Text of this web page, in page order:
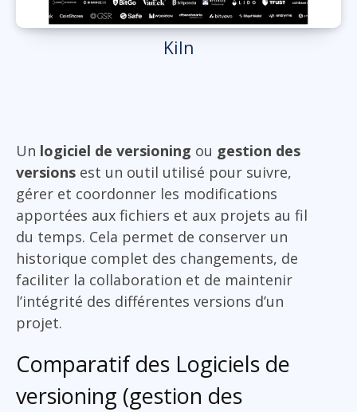
Kiln
Un logiciel de versioning ou gestion des
versions est un outil utilisé pour suivre,
gérer et coordonner les modifications
apportées aux fichiers et aux projets au fil
du temps. Cela permet de conserver un
historique complet des changements, de
faciliter la collaboration et de maintenir
l’intégrité des différentes versions d’un
projet.
Comparatif des Logiciels de
versioning (gestion des